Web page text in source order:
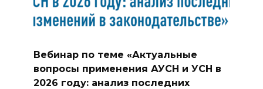
Вебинар по теме «Актуальные
вопросы применения АУСН и УСН в
2026 году: анализ последних